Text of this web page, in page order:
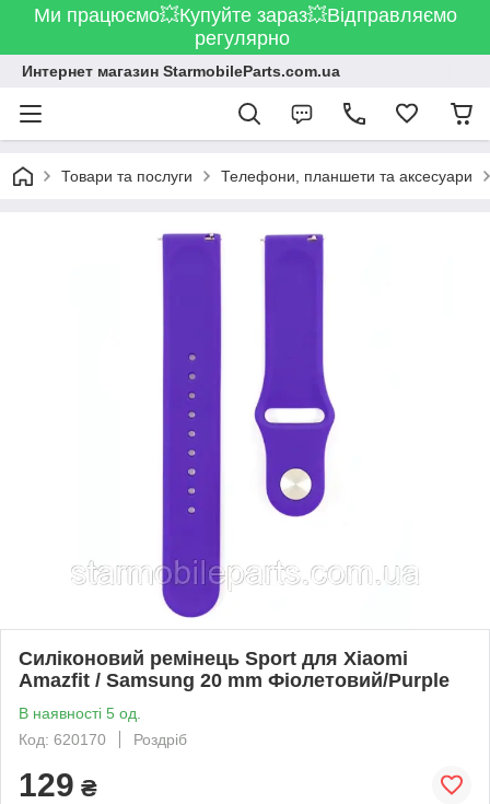
Ми працюємо💥Купуйте зараз💥Відправляємо
регулярно
Интернет магазин StarmobileParts.com.ua
Товари та послуги Телефони, планшети та аксесуари
Силіконовий ремінець Sport для Xiaomi
Amazfit / Samsung 20 mm Фіолетовий/Purple
В наявності 5 од.
Код: 620170
Роздріб
129 ₴